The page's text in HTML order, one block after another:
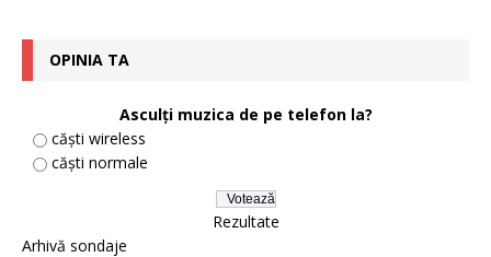
OPINIA TA
Asculți muzica de pe telefon la?
căști wireless
căști normale
Rezultate
Arhivă sondaje